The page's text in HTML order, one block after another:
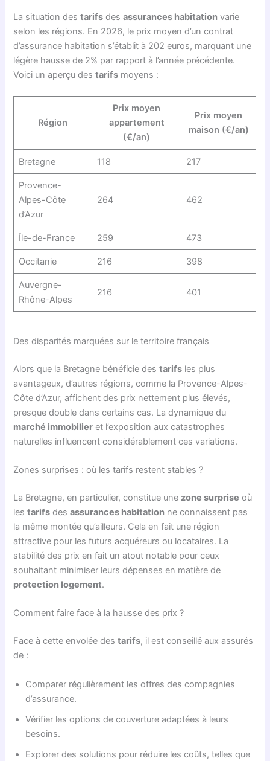
La situation destarifs desassurances habitation varie
selon les régions. En 2026, le prix moyen d’un contrat
d’assurance habitation s’établit à 202 euros, marquant une
légère hausse de 2% par rapport à l’année précédente.
Voici un aperçu destarifs moyens :
Région
Prix moyen
appartement
(€/an)
Prix moyen
maison (€/an)
Bretagne 118 217
Provence-
Alpes-Côte
d’Azur
264 462
Île-de-France 259 473
Occitanie 216 398
Auvergne-
Rhône-Alpes
216 401
Des disparités marquées sur le territoire français
Alors que la Bretagne bénéficie destarifs les plus
avantageux, d’autres régions, comme la Provence-Alpes-
Côte d’Azur, affichent des prix nettement plus élevés,
presque double dans certains cas. La dynamique du
marché immobilier et l’exposition aux catastrophes
naturelles influencent considérablement ces variations.
Zones surprises : où les tarifs restent stables ?
La Bretagne, en particulier, constitue une zone surprise où
lestarifs desassurances habitation ne connaissent pas
la même montée qu’ailleurs. Cela en fait une région
attractive pour les futurs acquéreurs ou locataires. La
stabilité des prix en fait un atout notable pour ceux
souhaitant minimiser leurs dépenses en matière de
protection logement.
Comment faire face à la hausse des prix ?
Face à cette envolée destarifs, il est conseillé aux assurés
de :
Comparer régulièrement les offres des compagnies
d’assurance.
Vérifier les options de couverture adaptées à leurs
besoins.
Explorer des solutions pour réduire les coûts, telles que